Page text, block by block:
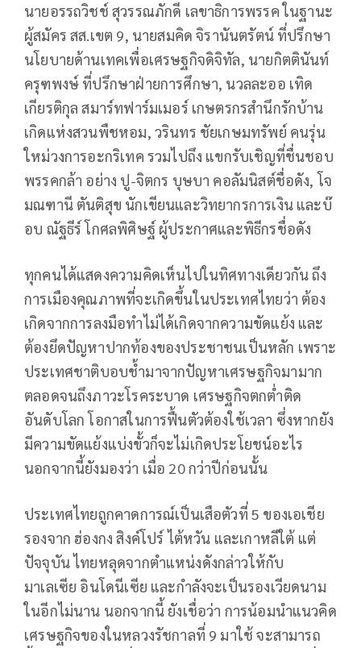
นายอรรถวิชช์ สุวรรณภักดี เลขาธิการพรรค ในฐานะ
ผู้สมัคร สส.เขต 9, นายสมคิด จิรานันตรัตน์ ที่ปรึกษา
นโยบายด้านเทคเพื่อเศรษฐกิจดิจิทัล, นายกิตตินันท์
ครุฑพงษ์ ที่ปรึกษาฝ่ายการศึกษา, นวลละออ เทิด
เกียรติกุล สมาร์ทฟาร์มเมอร์ เกษตรกรสำนึกรักบ้าน
เกิดแห่งสวนพืชหอม, วรินทร ชัยเกษมทรัพย์ คนรุ่น
ใหม่วงการอะกริเทค รวมไปถึง แขกรับเชิญที่ชื่นชอบ
พรรคกล้า อย่าง ปู-จิตกร บุษบา คอลัมนิสต์ชื่อดัง, โจ
มณฑานี ตันติสุข นักเขียนและวิทยากรการเงิน และบ๊
อบ ณัฐธีร์ โกศลพิศิษฐ์ ผู้ประกาศและพิธีกรชื่อดัง
ทุกคนได้แสดงความคิดเห็นไปในทิศทางเดียวกัน ถึง
การเมืองคุณภาพที่จะเกิดขึ้นในประเทศไทยว่า ต้อง
เกิดจากการลงมือทำไม่ได้เกิดจากความขัดแย้ง และ
ต้องยึดปัญหาปากท้องของประชาชนเป็นหลัก เพราะ
ประเทศชาติบอบช้ำมาจากปัญหาเศรษฐกิจมามาก
ตลอดจนถึงภาวะโรคระบาด เศรษฐกิจตกต่ำติด
อันดับโลก โอกาสในการฟื้นตัวต้องใช้เวลา ซึ่งหากยัง
มีความขัดแย้งแบ่งขั้วก็จะไม่เกิดประโยชน์อะไร
นอกจากนี้ยังมองว่า เมื่อ 20 กว่าปีก่อนนั้น
ประเทศไทยถูกคาดการณ์เป็นเสือตัวที่ 5 ของเอเชีย
รองจาก ฮ่องกง สิงค์โปร์ ไต้หวัน และเกาหลีใต้ แต่
ปัจจุบัน ไทยหลุดจากตำแหน่งดังกล่าวให้กับ
มาเลเซีย อินโดนีเซีย และกำลังจะเป็นรองเวียดนาม
ในอีกไม่นาน นอกจากนี้ ยังเชื่อว่า การน้อมนำแนวคิด
เศรษฐกิจของในหลวงรัชกาลที่ 9 มาใช้ จะสามารถ